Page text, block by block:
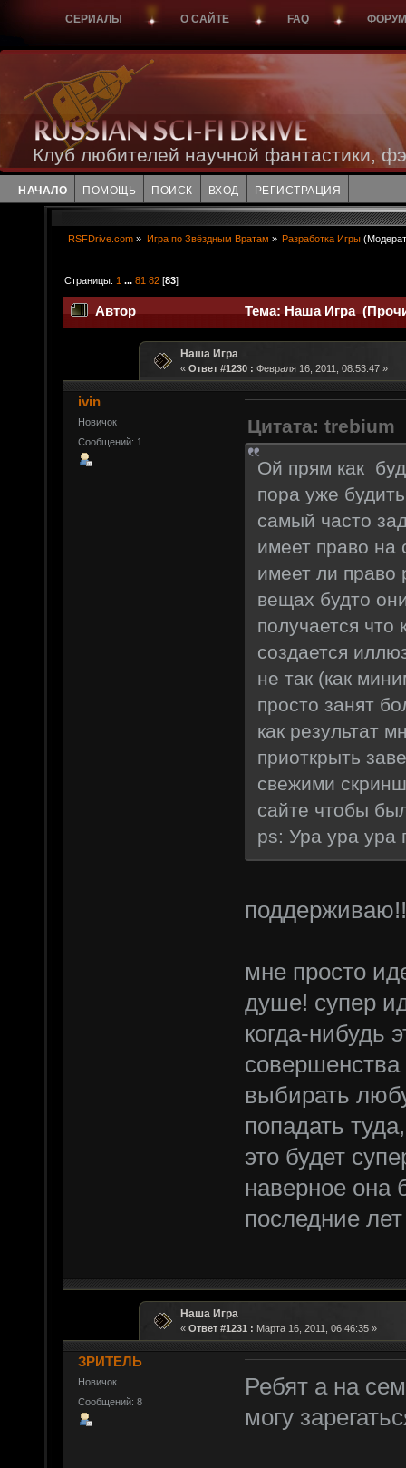
СЕРИАЛЫ О САЙТЕ FAQ ФОРУМ
Клуб любителей научной фантастики,
НАЧАЛО ПОМОЩЬ ПОИСК ВХОД РЕГИСТРАЦИЯ
RSFDrive.com » Игра по Звёздным Вратам » Разработка Игры
Страницы:1 ...81 82 [83]
Автор Тема: Наша Игра
Наша Игра
« Ответ #1230 : Февраля 16, 2011, 08:53:47 »
ivin
Новичок
Сообщений: 1
Цитата: trebium
Ой прям как
пора уже
самый часто
имеет право на
имеет ли право
вещах будто
получается что
создается
не так (как
просто занят
как результат
приоткрыть
свежими
сайте чтобы
ps: Ура ура ура
мне просто
душе! супер
когда-нибудь
выбирать
попадать
это будет
наверное она
последние
Наша Игра
« Ответ #1231 : Марта 16, 2011, 06:46:35 »
ЗРИТЕЛЬ
Новичок
Сообщений: 8
Ребят а на
могу